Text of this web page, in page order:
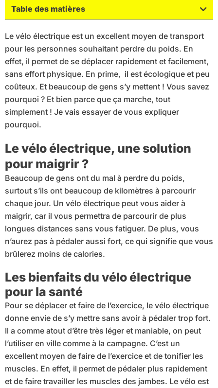
Table des matières
Le vélo électrique est un excellent moyen de transport
pour les personnes souhaitant perdre du poids. En
effet, il permet de se déplacer rapidement et facilement,
sans effort physique. En prime, il est écologique et peu
coûteux. Et beaucoup de gens s’y mettent ! Vous savez
pourquoi ? Et bien parce que ça marche, tout
simplement ! Je vais essayer de vous expliquer
pourquoi.
Le vélo électrique, une solution
pour maigrir ?
Beaucoup de gens ont du mal à perdre du poids,
surtout s’ils ont beaucoup de kilomètres à parcourir
chaque jour. Un vélo électrique peut vous aider à
maigrir, car il vous permettra de parcourir de plus
longues distances sans vous fatiguer. De plus, vous
n’aurez pas à pédaler aussi fort, ce qui signifie que vous
brûlerez moins de calories.
Les bienfaits du vélo électrique
pour la santé
Pour se déplacer et faire de l’exercice, le vélo électrique
donne envie de s’y mettre sans avoir à pédaler trop fort.
Il a comme atout d’être très léger et maniable, on peut
l’utiliser en ville comme à la campagne. C’est un
excellent moyen de faire de l’exercice et de tonifier les
muscles. En effet, il permet de pédaler plus rapidement
et de faire travailler les muscles des jambes. Le vélo est